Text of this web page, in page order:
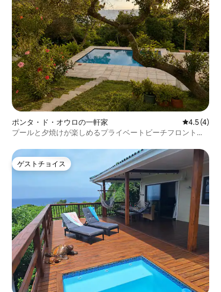
ポンタ・ド・オウロの一軒家 レビュー4
4.5 (4)
プールと夕焼けが楽しめるプライベートビーチフロントの
ゲストチョイス
ゲストチョイス